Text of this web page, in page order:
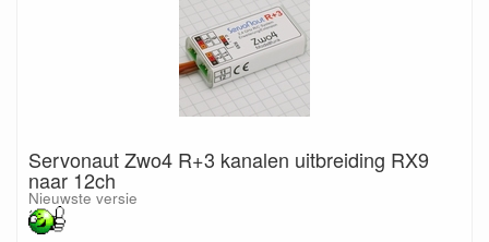
Servonaut Zwo4 R+3 kanalen uitbreiding RX9
naar 12ch
Nieuwste versie